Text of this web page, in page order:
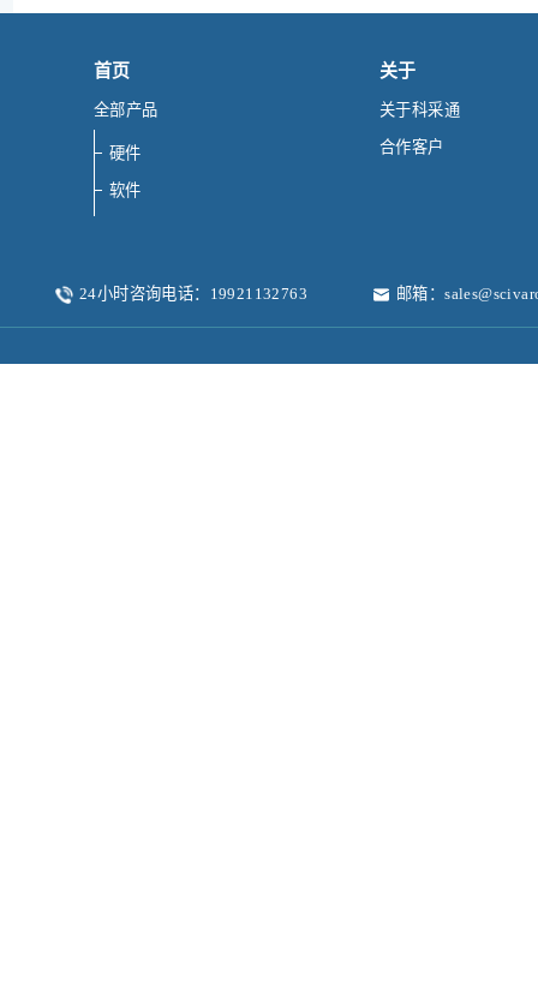
首页
全部产品
硬件
软件
关于
关于科采通
合作客户
24小时咨询电话：19921132763 邮箱：